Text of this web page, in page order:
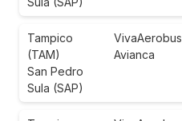
Tampico
(TAM)
San Pedro
Sula (SAP)
VivaAerobus
Avianca